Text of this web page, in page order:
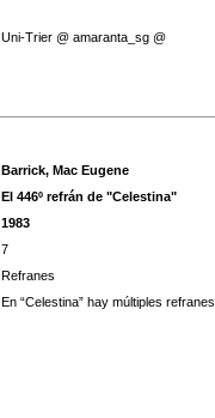
Uni-Trier @ amaranta_sg @
Barrick, Mac Eugene
El 446º refrán de "Celestina"
1983
7
Refranes
En “Celestina” hay múltiples